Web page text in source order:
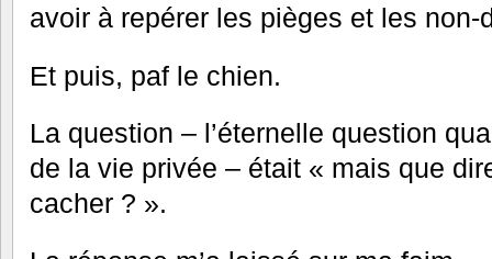
avoir à repérer les pièges et les non-
Et puis, paf le chien.
La question – l’éternelle question
de la vie privée – était « mais que
cacher ? ».